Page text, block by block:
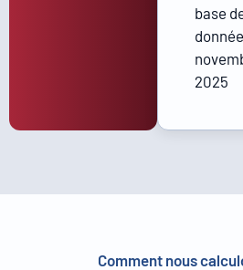
base
2025
Comment nous